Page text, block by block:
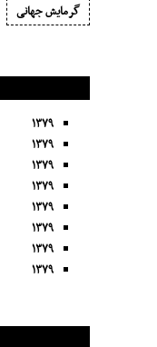
گرمایش جهانی
۱۳۷۹
۱۳۷۹
۱۳۷۹
۱۳۷۹
۱۳۷۹
۱۳۷۹
۱۳۷۹
۱۳۷۹